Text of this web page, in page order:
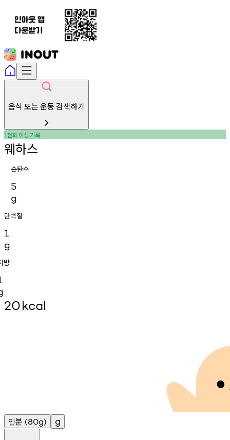
음식 또는 운동 검색하기
1천회 이상기록
웨하스
순탄수
5
g
단백질
1
g
방
20kcal
인분 (80g) g